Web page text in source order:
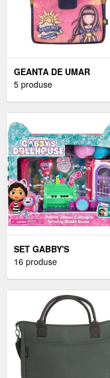
GEANTA DE UMAR
GORJUSS, RAY OF
5 produse
SET GABBY'S
DOLLHOUSE - CAMERA
16 produse